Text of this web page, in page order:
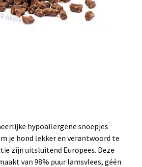
hypoallergene snoepjes
je hond lekker en verantwoord te
zijn uitsluitend Europees. Deze
van 98% puur lamsvlees, géén